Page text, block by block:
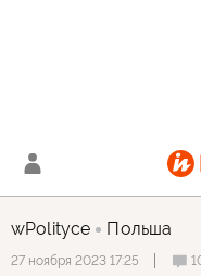
wPolityce Польша
27 ноября 2023 17:25